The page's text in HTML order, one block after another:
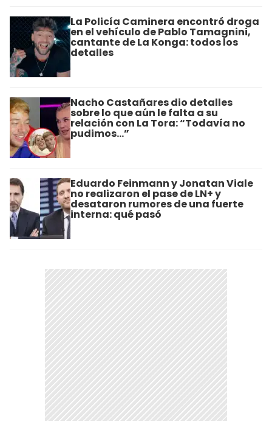
La Policía Caminera encontró droga
en el vehículo de Pablo Tamagnini,
cantante de La Konga: todos los
detalles
Nacho Castañares dio detalles
sobre lo que aún le falta a su
relación con La Tora: “Todavía no
pudimos…”
Eduardo Feinmann y Jonatan Viale
no realizaron el pase de LN+ y
desataron rumores de una fuerte
interna: qué pasó